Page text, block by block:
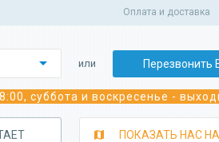
Оплата и доставка

или Перезвонить
суббота и воскресенье -
ПОКАЗАТЬ НАС